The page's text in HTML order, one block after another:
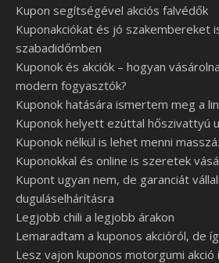
Kupon segítségével akciós falvédők
Kuponakciókat és jó szakembereket
szabadidőmben
Kuponok és akciók – hogyan
modern fogyasztók?
Kuponok hatására ismertem meg a
Kuponok helyett ezúttal hőszivattyú
Kuponok nélkül is lehet menni
Kuponokkal és online is szeretek
Kupont ugyan nem, de garanciát
duguláselhárításra
Legjobb chili a legjobb árakon
Lemaradtam a kuponos akcióról, de
Lesz vajon kuponos motorgumi